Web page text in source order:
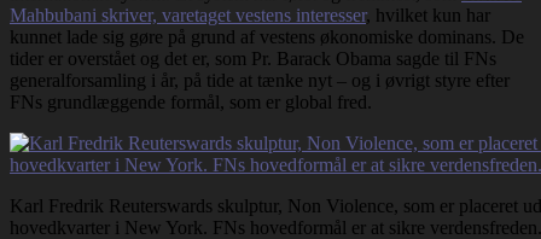
Mahbubani skriver, varetaget vestens interesser, hvilket kun har
kunnet lade sig gøre på grund af vestens økonomiske dominans. De
tider er overstået og det er, som Pr. Barack Obama sagde til FNs
generalforsamling i år, på tide at tænke nyt – og i øvrigt styre efter
FNs grundlæggende formål, som er global fred.
Karl Fredrik Reuterswards skulptur, Non Violence, som er placeret
hovedkvarter i New York. FNs hovedformål er at sikre verdensfreden.